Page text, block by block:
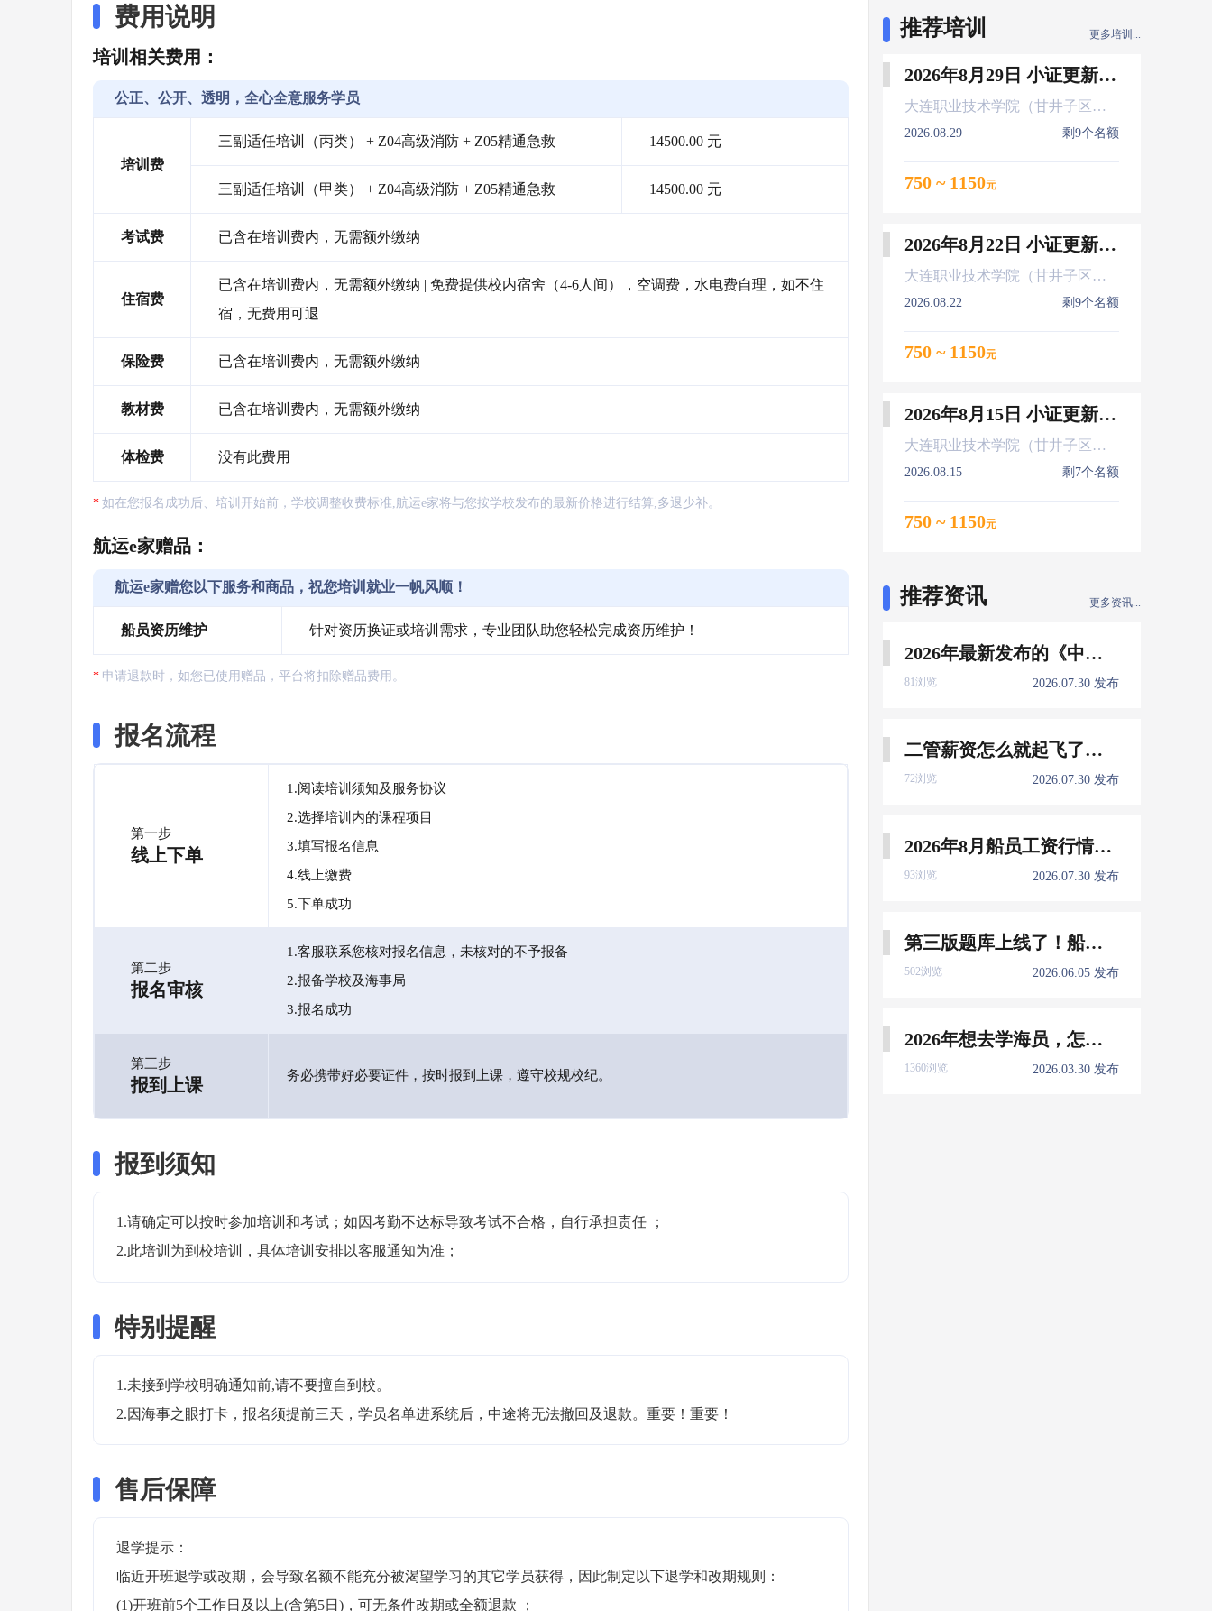
费用说明
培训相关费用：
公正、公开、透明，全心全意服务学员
培训费
三副适任培训（丙类） + Z04高级消防 + Z05精通急救 14500.00 元
三副适任培训（甲类） + Z04高级消防 + Z05精通急救 14500.00 元
考试费 已含在培训费内，无需额外缴纳
住宿费
已含在培训费内，无需额外缴纳 | 免费提供校内宿舍（4-6人间），空调费，水电费自理，如不住
宿，无费用可退
保险费 已含在培训费内，无需额外缴纳
教材费 已含在培训费内，无需额外缴纳
体检费 没有此费用
如在您报名成功后、培训开始前，学校调整收费标准,航运e家将与您按学校发布的最新价格进行结算,多退少补。
航运e家赠品：
航运e家赠您以下服务和商品，祝您培训就业一帆风顺！
船员资历维护 针对资历换证或培训需求，专业团队助您轻松完成资历维护！
申请退款时，如您已使用赠品，平台将扣除赠品费用。
报名流程
第一步
线上下单
1.阅读培训须知及服务协议
2.选择培训内的课程项目
3.填写报名信息
4.线上缴费
5.下单成功
第二步
报名审核
1.客服联系您核对报名信息，未核对的不予报备
2.报备学校及海事局
3.报名成功
第三步
报到上课 务必携带好必要证件，按时报到上课，遵守校规校纪。
报到须知
1.请确定可以按时参加培训和考试；如因考勤不达标导致考试不合格，自行承担责任 ；
2.此培训为到校培训，具体培训安排以客服通知为准；
特别提醒
1.未接到学校明确通知前,请不要擅自到校。
2.因海事之眼打卡，报名须提前三天，学员名单进系统后，中途将无法撤回及退款。重要！重要！
售后保障
退学提示：
临近开班退学或改期，会导致名额不能充分被渴望学习的其它学员获得，因此制定以下退学和改期规则：
(1)开班前5个工作日及以上(含第5日)，可无条件改期或全额退款 ；
推荐培训 更多培训...
2026年8月29日 小证更新 Z01Z02Z04
大连职业技术学院（甘井子区大连北站）
2026.08.29 剩9个名额
750 ~ 1150元
2026年8月22日 小证更新 Z01Z02Z04
大连职业技术学院（甘井子区大连北站）
2026.08.22 剩9个名额
750 ~ 1150元
2026年8月15日 小证更新 Z01Z02Z04
大连职业技术学院（甘井子区大连北站）
2026.08.15 剩7个名额
750 ~ 1150元
推荐资讯 更多资讯...
2026年最新发布的《中国船员发展报告》，暴露了哪些信息量？
81浏览 2026.07.30 发布
二管薪资怎么就起飞了，下一个会是谁？
72浏览 2026.07.30 发布
2026年8月船员工资行情参考
93浏览 2026.07.30 发布
第三版题库上线了！船员免费刷！
502浏览 2026.06.05 发布
2026年想去学海员，怎么选择培训学校？
1360浏览 2026.03.30 发布